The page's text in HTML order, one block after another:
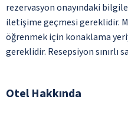
rezervasyon onayındaki
iletişime geçmesi gereklidir.
öğrenmek için konaklama
gereklidir. Resepsiyon
Otel Hakkında